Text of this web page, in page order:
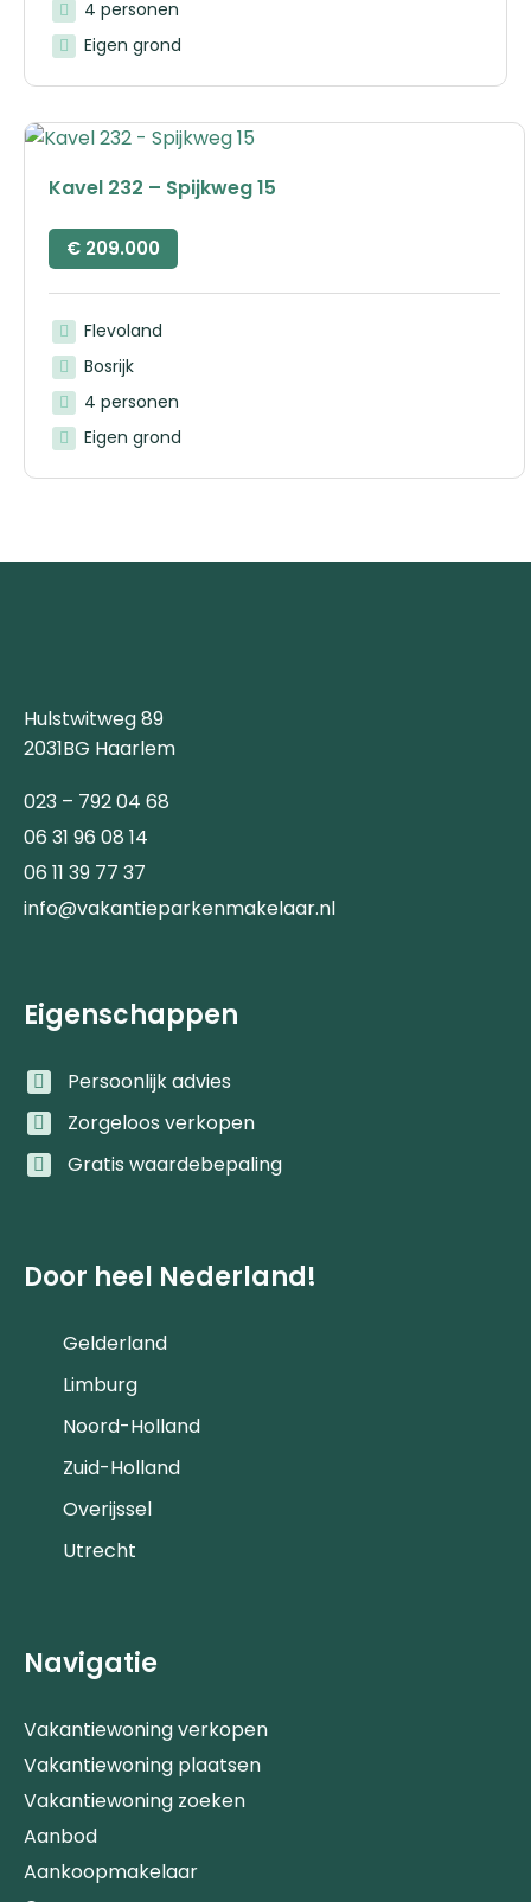
4 personen
Eigen grond
Kavel 232 – Spijkweg 15
€ 209.000
Flevoland
Bosrijk
4 personen
Eigen grond
Hulstwitweg 89
2031BG Haarlem
023 – 792 04 68
06 31 96 08 14
06 11 39 77 37
info@vakantieparkenmakelaar.nl
Eigenschappen
Persoonlijk advies
Zorgeloos verkopen
Gratis waardebepaling
Door heel Nederland!
Gelderland
Limburg
Noord-Holland
Zuid-Holland
Overijssel
Utrecht
Navigatie
Vakantiewoning verkopen
Vakantiewoning plaatsen
Vakantiewoning zoeken
Aanbod
Aankoopmakelaar